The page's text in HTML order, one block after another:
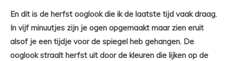
En dit is de herfst ooglook die ik de laatste tijd vaak draag.
In vijf minuutjes zijn je ogen opgemaakt maar zien eruit
alsof je een tijdje voor de spiegel heb gehangen. De
ooglook straalt herfst uit door de kleuren die lijken op de